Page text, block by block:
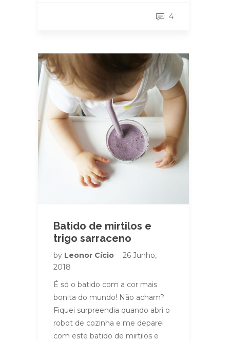
4
Batido de mirtilos e
trigo sarraceno
by Leonor Cício
26 Junho,
2018
É só o batido com a cor mais
bonita do mundo! Não acham?
Fiquei surpreendia quando abri o
robot de cozinha e me deparei
com este batido de mirtilos e